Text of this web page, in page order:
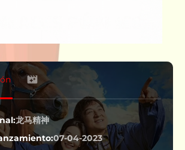
龙马精神
07-04-2023